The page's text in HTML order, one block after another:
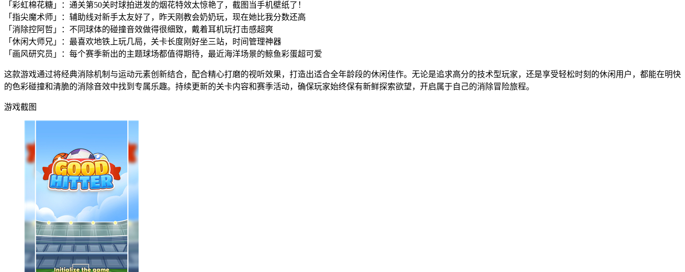
「彩虹棉花糖」：通关第50关时球拍迸发的烟花特效太惊艳了，截图当手机壁纸了！
「指尖魔术师」：辅助线对新手太友好了，昨天刚教会奶奶玩，现在她比我分数还高
「消除控阿哲」：不同球体的碰撞音效做得很细致，戴着耳机玩打击感超爽
「休闲大师兄」：最喜欢地铁上玩几局，关卡长度刚好坐三站，时间管理神器
「画风研究员」：每个赛季新出的主题球场都值得期待，最近海洋场景的鲸鱼彩蛋超可爱
这款游戏通过将经典消除机制与运动元素创新结合，配合精心打磨的视听效果，打造出适合全年龄段的休闲佳作。无论是追求高分的技术型玩家，还是享受轻松时刻的休闲用户，都能在明快
的色彩碰撞和清脆的消除音效中找到专属乐趣。持续更新的关卡内容和赛季活动，确保玩家始终保有新鲜探索欲望，开启属于自己的消除冒险旅程。
游戏截图